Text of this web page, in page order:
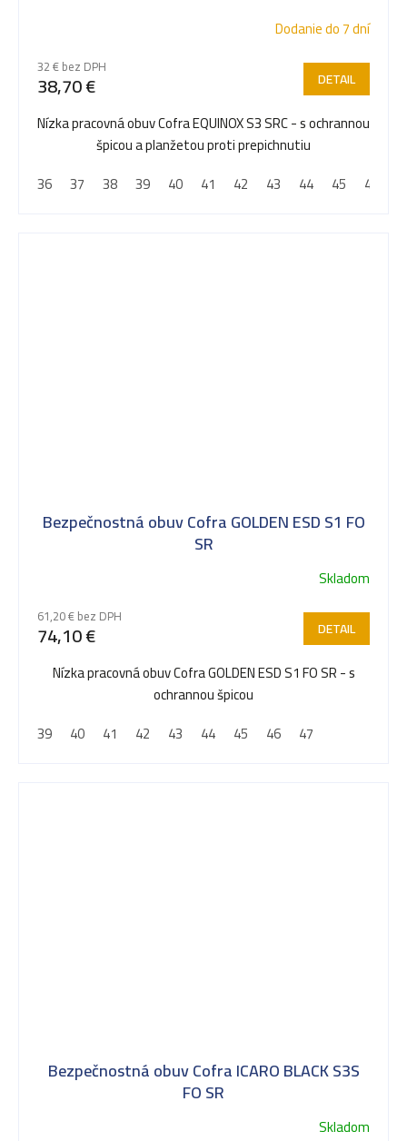
Dodanie do 7 dní
32 € bez DPH
38,70 € DETAIL
Nízka pracovná obuv Cofra EQUINOX S3 SRC - s ochrannou
špicou a planžetou proti prepichnutiu
36
37 38 39 40 41 42 43 44 45 46
Bezpečnostná obuv Cofra GOLDEN ESD S1 FO
SR
Skladom
61,20 € bez DPH
74,10 € DETAIL
Nízka pracovná obuv Cofra GOLDEN ESD S1 FO SR - s
ochrannou špicou
39
40 41 42 43 44 45 46 47
Bezpečnostná obuv Cofra ICARO BLACK S3S
FO SR
Skladom